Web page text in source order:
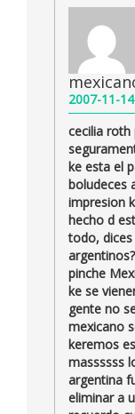
2007-11-
cecilia roth
ke esta el
boludeces
impresion
hecho d
todo,
pinche
ke se
gente no
mexicano
keremos
massssss
argentina
eliminar a